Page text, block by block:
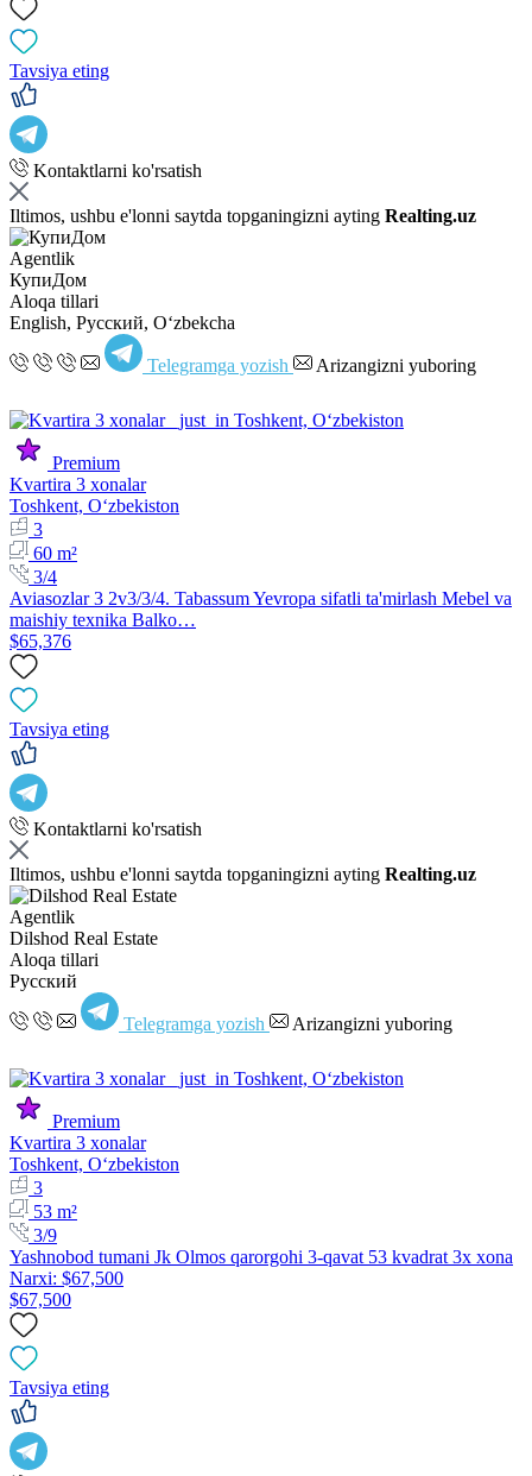
Tavsiya eting
Kontaktlarni ko'rsatish
Iltimos, ushbu e'lonni saytda topganingizni ayting Realting.uz
Agentlik
КупиДом
Aloqa tillari
English, Русский, Oʻzbekcha
Telegramga yozish Arizangizni yuboring
Premium
Kvartira 3 xonalar
Toshkent, Oʻzbekiston
3
60 m²
3/4
Aviasozlar 3 2v3/3/4. Tabassum Yevropa sifatli ta'mirlash Mebel va
maishiy texnika Balko…
$65,376
Tavsiya eting
Kontaktlarni ko'rsatish
Iltimos, ushbu e'lonni saytda topganingizni ayting Realting.uz
Agentlik
Dilshod Real Estate
Aloqa tillari
Русский
Telegramga yozish Arizangizni yuboring
Premium
Kvartira 3 xonalar
Toshkent, Oʻzbekiston
3
53 m²
3/9
Yashnobod tumani Jk Olmos qarorgohi 3-qavat 53 kvadrat 3x xona
Narxi: $67,500
$67,500
Tavsiya eting